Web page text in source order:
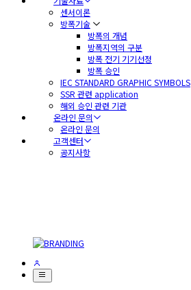
센서이론
방폭기술
방폭의 개념
방폭지역의 구분
방폭 전기 기기선정
방폭 승인
IEC STANDARD GRAPHIC SYMBOLS
SSR 관련 application
해외 승인 관련 기관
온라인 문의
온라인 문의
고객센터
공지사항